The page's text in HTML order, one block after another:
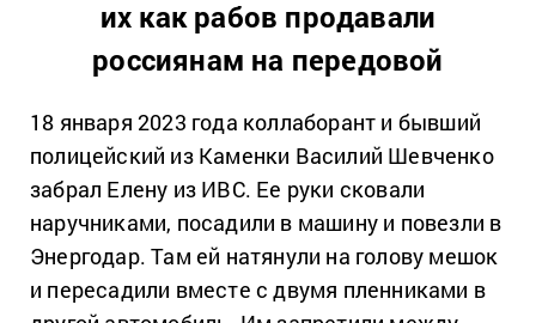
их как рабов продавали
россиянам на передовой
18 января 2023 года коллаборант и бывший
полицейский из Каменки Василий Шевченко
забрал Елену из ИВС. Ее руки сковали
наручниками, посадили в машину и повезли в
Энергодар. Там ей натянули на голову мешок
и пересадили вместе с двумя пленниками в